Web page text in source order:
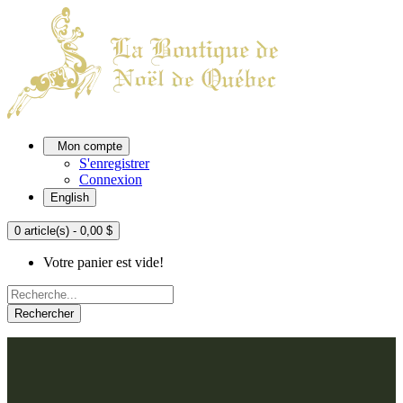
Mon compte
S'enregistrer
Connexion
English
0 article(s) - 0,00 $
Votre panier est vide!
Rechercher